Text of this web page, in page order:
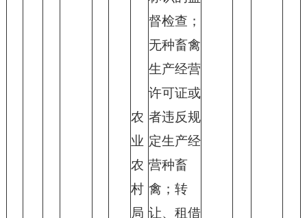
农
业
农
村
局
督检查；
无种畜禽
生产经营
许可证或
者违反规
定生产经
营种畜
禽；转
让、租借